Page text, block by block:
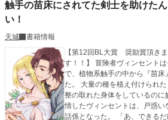
触手の苗床にされてた剣士を助けた
い！
天城
書籍情報
【第12回BL大賞 奨励賞頂き
す！！】 冒険者ヴィンセント
で、植物系触手の中から『苗床
た。 大量の種を植え付けられ
整の取れた身体をしているの
情したヴィンセントは、戸惑
話係となった。 「あ、できるだけ回数ヤってくれる？あと射